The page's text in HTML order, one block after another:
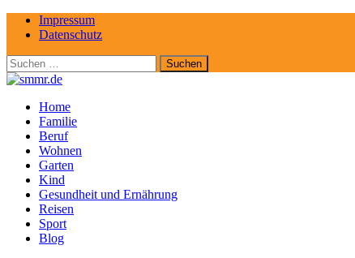
Impressum
Datenschutz
Suchen
nach:
Home
Familie
Beruf
Wohnen
Garten
Kind
Gesundheit und Ernährung
Reisen
Sport
Blog